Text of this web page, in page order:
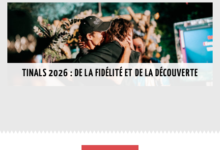
TINALS 2026 : DE LA FIDÉLITÉ ET DE LA DÉCOUVERTE